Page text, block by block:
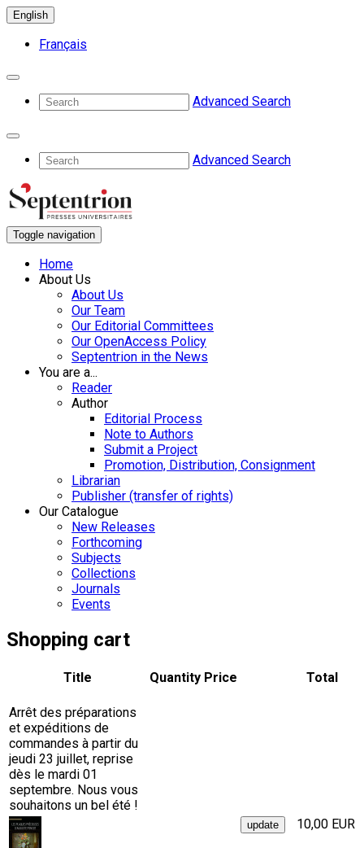
English
Français
Advanced Search
Advanced Search
Toggle navigation
Home
About Us
About Us
Our Team
Our Editorial Committees
Our OpenAccess Policy
Septentrion in the News
You are a...
Reader
Author
Editorial Process
Note to Authors
Submit a Project
Promotion, Distribution, Consignment
Librarian
Publisher (transfer of rights)
Our Catalogue
New Releases
Forthcoming
Subjects
Collections
Journals
Events
Shopping cart
Arrêt des préparations
et expéditions de
commandes à partir du
jeudi 23 juillet, reprise
dès le mardi 01
septembre. Nous vous
souhaitons un bel été !
Title Quantity Price Total
10,00 EUR